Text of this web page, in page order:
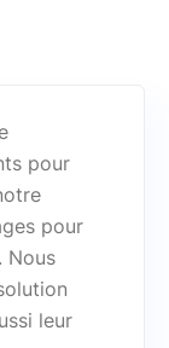
pour
pour
Nous
leur